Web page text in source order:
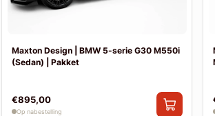
Maxton Design | BMW 5-serie G30 M550i
(Sedan) | Pakket
€895,00
Op nabestelling